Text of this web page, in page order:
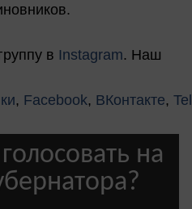
в Instagram. Наш
, Facebook, ВКонтакте,